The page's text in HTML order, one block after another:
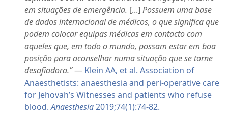
em situações de emergência. [...] Possuem uma base
de dados internacional de médicos, o que significa que
podem colocar equipas médicas em contacto com
aqueles que, em todo o mundo, possam estar em boa
posição para aconselhar numa situação que se torne
desafiadora.”— Klein AA, et al. Association of
Anaesthetists: anaesthesia and peri-operative care
for Jehovah’s Witnesses and patients who refuse
blood.Anaesthesia2019;74(1):74-82.